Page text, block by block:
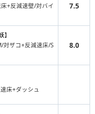
+反減速壁/対バイ
7.5
】
対ザコ+反減速床/S
8.0
床+ダッシュ